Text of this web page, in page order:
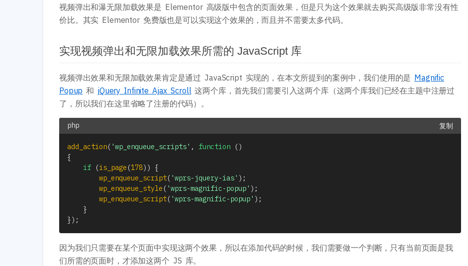
视频弹出和瀑无限加载效果是 Elementor 高级版中包含的页面效果，但是只为这个效果就去购买高级版非常没有性
价比。其实 Elementor 免费版也是可以实现这个效果的，而且并不需要太多代码。
实现视频弹出和无限加载效果所需的 JavaScript 库
视频弹出效果和无限加载效果肯定是通过 JavaScript 实现的，在本文所提到的案例中，我们使用的是 Magnific
Popup 和 jQuery Infinite Ajax Scroll这两个库，首先我们需要引入这两个库（这两个库我们已经在主题中注册过
了，所以我们在这里省略了注册的代码）。
复制
add_action( 'wp_enqueue_scripts' , function ()
{
if (is_page(178) )
{
wp_enqueue_script( 'wprs-jquery-ias' ) ;
wp_enqueue_style( 'wprs-magnific-popup' ) ;
wp_enqueue_script( 'wprs-magnific-popup' ) ;
}
}) ;
因为我们只需要在某个页面中实现这两个效果，所以在添加代码的时候，我们需要做一个判断，只有当前页面是我
们所需的页面时，才添加这两个 JS 库。